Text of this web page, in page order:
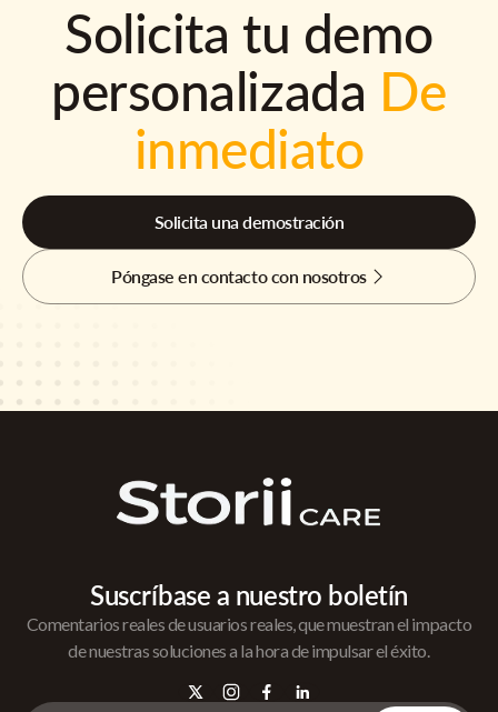
Solicita tu demo
personalizada De
inmediato
Solicita una demostración
Póngase en contacto con nosotros
Suscríbase a nuestro boletín
Comentarios reales de usuarios reales, que muestran el impacto
de nuestras soluciones a la hora de impulsar el éxito.